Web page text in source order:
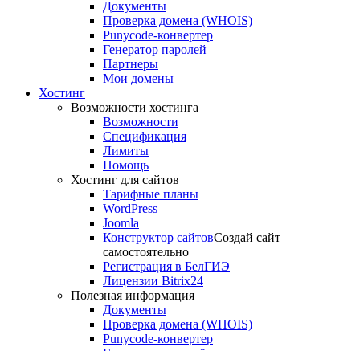
Документы
Проверка домена (WHOIS)
Punycode-конвертер
Генератор паролей
Партнеры
Мои домены
Хостинг
Возможности хостинга
Возможности
Спецификация
Лимиты
Помощь
Хостинг для сайтов
Тарифные планы
WordPress
Joomla
Конструктор сайтовСоздай сайт
самостоятельно
Регистрация в БелГИЭ
Лицензии Bitrix24
Полезная информация
Документы
Проверка домена (WHOIS)
Punycode-конвертер